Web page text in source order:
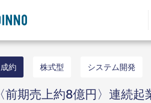
成約 株式型 システム開発
〈前期売上約8億円〉連続